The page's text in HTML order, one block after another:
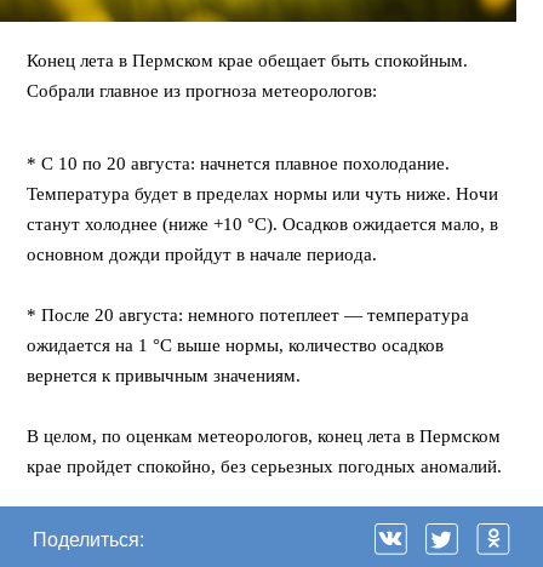
Конец лета в Пермском крае обещает быть спокойным.
Собрали главное из прогноза метеорологов:
* С 10 по 20 августа: начнется плавное похолодание.
Температура будет в пределах нормы или чуть ниже. Ночи
станут холоднее (ниже +10 °C). Осадков ожидается мало, в
основном дожди пройдут в начале периода.
* После 20 августа: немного потеплеет — температура
ожидается на 1 °C выше нормы, количество осадков
вернется к привычным значениям.
В целом, по оценкам метеорологов, конец лета в Пермском
крае пройдет спокойно, без серьезных погодных аномалий.
Поделиться: